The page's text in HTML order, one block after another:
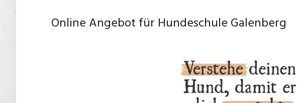
Online Angebot für Hundeschule Galenberg